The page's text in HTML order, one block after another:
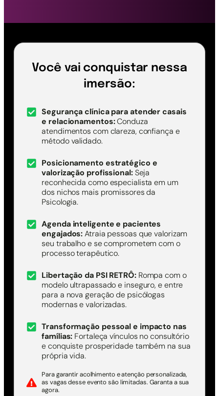
Você vai conquistar nessa
imersão:
Segurança clínica para atender casais
e relacionamentos:Conduza
atendimentos com clareza, confiança e
método validado.
Posicionamento estratégico e
valorização profissional:Seja
reconhecida como especialista em um
dos nichos mais promissores da
Psicologia.
Agenda inteligente e pacientes
engajados:Atraia pessoas que valorizam
seu trabalho e se comprometem com o
processo terapêutico.
Libertação da PSI RETRÔ:Rompa com o
modelo ultrapassado e inseguro, e entre
para a nova geração de psicólogas
modernas e valorizadas.
Transformação pessoal e impacto nas
famílias: Fortaleça vínculos no consultório
e conquiste prosperidade também na sua
própria vida.
Para garantir acolhimento e atenção personalizada,
as vagas desse evento são limitadas. Garanta a sua
agora.